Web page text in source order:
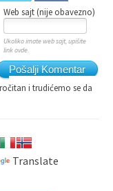
Web sajt (nije obavezno)
Ukoliko imate web sajt, upišite
link ovde.
Pošalji Komentar
i trudićemo se da
Translate